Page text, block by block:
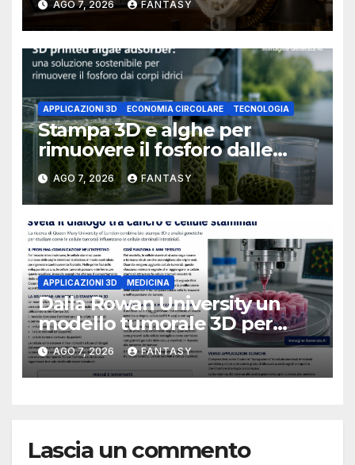
University of Arkansas at
Little Rock
AGO 7, 2026 FANTASY
APPLICAZIONI 3D ECONOMIA CIRCOLARE TECNOLOGIA
Stampa 3D e alghe per
rimuovere il fosforo dalle
acque il progetto della
Florida Atlantic University
AGO 7, 2026 FANTASY
APPLICAZIONI 3D MEDICINA
Dalla Rowan University un
modello tumorale 3D per
studiare il dialogo tra cancro
e cellule staminali
AGO 7, 2026 FANTASY
Lascia un commento